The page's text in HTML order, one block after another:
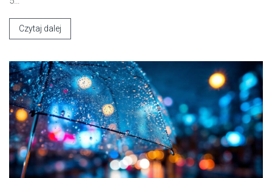
Czytaj dalej